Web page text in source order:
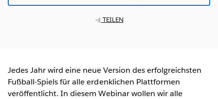
TEILEN
Jedes Jahr wird eine neue Version des erfolgreichsten
Fußball-Spiels für alle erdenklichen Plattformen
veröffentlicht. In diesem Webinar wollen wir alle